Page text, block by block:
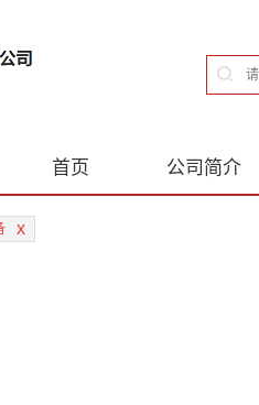
首页 公司简介
x